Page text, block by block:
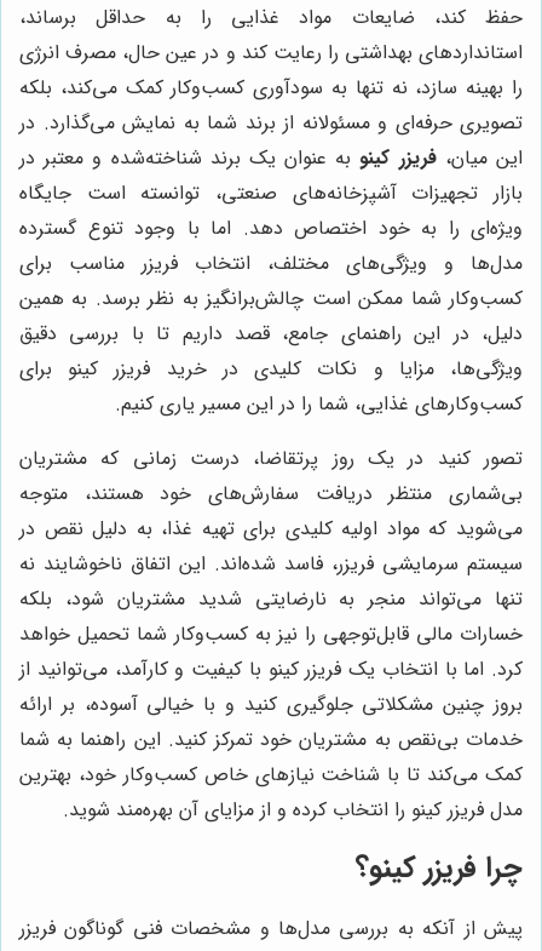
حفظ کند، ضایعات مواد غذایی را به حداقل برساند،
استانداردهای بهداشتی را رعایت کند و در عین حال، مصرف انرژی
را بهینه سازد، نه تنها به سودآوری کسب‌وکار کمک می‌کند، بلکه
تصویری حرفه‌ای و مسئولانه از برند شما به نمایش می‌گذارد. در
این میان،فریزر کینوبه عنوان یک برند شناخته‌شده و معتبر در
بازار تجهیزات آشپزخانه‌های صنعتی، توانسته است جایگاه
ویژه‌ای را به خود اختصاص دهد. اما با وجود تنوع گسترده
مدل‌ها و ویژگی‌های مختلف، انتخاب فریزر مناسب برای
کسب‌وکار شما ممکن است چالش‌برانگیز به نظر برسد. به همین
دلیل، در این راهنمای جامع، قصد داریم تا با بررسی دقیق
ویژگی‌ها، مزایا و نکات کلیدی در خرید فریزر کینو برای
کسب‌وکارهای غذایی، شما را در این مسیر یاری کنیم.
تصور کنید در یک روز پرتقاضا، درست زمانی که مشتریان
بی‌شماری منتظر دریافت سفارش‌های خود هستند، متوجه
می‌شوید که مواد اولیه کلیدی برای تهیه غذا، به دلیل نقص در
سیستم سرمایشی فریزر، فاسد شده‌اند. این اتفاق ناخوشایند نه
تنها می‌تواند منجر به نارضایتی شدید مشتریان شود، بلکه
خسارات مالی قابل‌توجهی را نیز به کسب‌وکار شما تحمیل خواهد
کرد. اما با انتخاب یک فریزر کینو با کیفیت و کارآمد، می‌توانید از
بروز چنین مشکلاتی جلوگیری کنید و با خیالی آسوده، بر ارائه
خدمات بی‌نقص به مشتریان خود تمرکز کنید. این راهنما به شما
کمک می‌کند تا با شناخت نیازهای خاص کسب‌وکار خود، بهترین
مدل فریزر کینو را انتخاب کرده و از مزایای آن بهره‌مند شوید.
چرا فریزر کینو؟
پیش از آنکه به بررسی مدل‌ها و مشخصات فنی گوناگون فریزر